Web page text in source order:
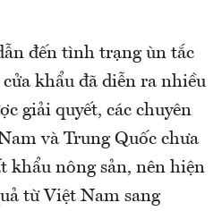
đến tình trạng ùn tắc
khẩu đã diễn ra nhiều
giải quyết, các chuyên
và Trung Quốc chưa
khẩu nông sản, nên hiện
từ Việt Nam sang